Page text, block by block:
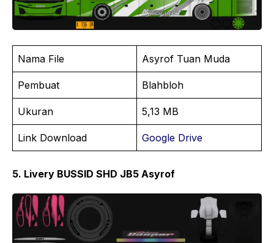
Nama File Asyrof Tuan Muda
Pembuat Blahbloh
Ukuran 5,13 MB
Link Download Google Drive
5. Livery BUSSID SHD JB5 Asyrof